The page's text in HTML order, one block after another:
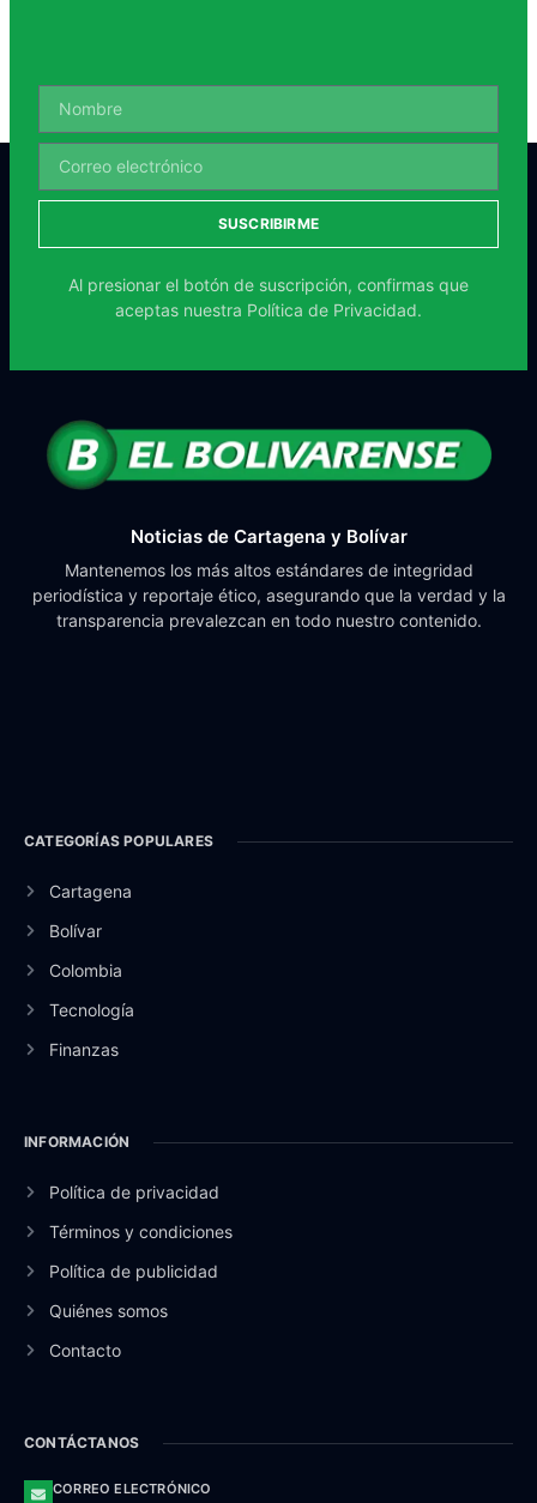
SUSCRIBIRME
Al presionar el botón de suscripción, confirmas que
aceptas nuestra Política de Privacidad.
Noticias de Cartagena y Bolívar
Mantenemos los más altos estándares de integridad
periodística y reportaje ético, asegurando que la verdad y la
transparencia prevalezcan en todo nuestro contenido.
CATEGORÍAS POPULARES
Cartagena
Bolívar
Colombia
Tecnología
Finanzas
INFORMACIÓN
Política de privacidad
Términos y condiciones
Política de publicidad
Quiénes somos
Contacto
CONTÁCTANOS
CORREO ELECTRÓNICO